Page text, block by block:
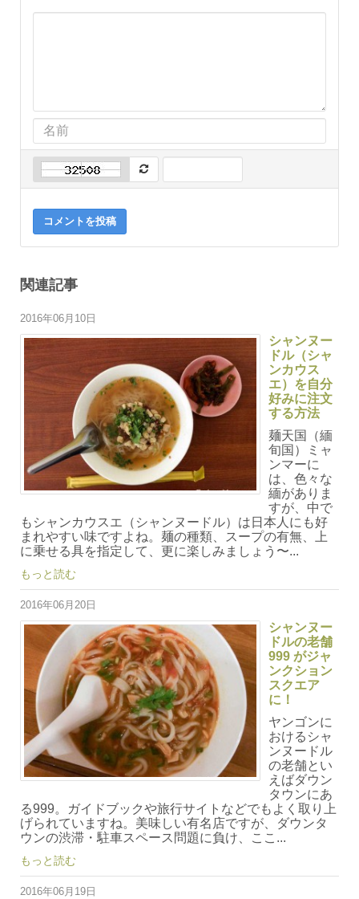
コメントを投稿
関連記事
2016年06月10日
シャンヌー
ドル（シャ
ンカウス
エ）を自分
好みに注文
する方法
麺天国（緬
旬国）ミャ
ンマーに
は、色々な
緬がありま
すが、中で
もシャンカウスエ（シャンヌードル）は日本人にも好
まれやすい味ですよね。麺の種類、スープの有無、上
に乗せる具を指定して、更に楽しみましょう〜...
もっと読む
2016年06月20日
シャンヌー
ドルの老舗
999 がジャ
ンクション
スクエア
に！
ヤンゴンに
おけるシャ
ンヌードル
の老舗とい
えばダウン
タウンにあ
る999。ガイドブックや旅行サイトなどでもよく取り上
げられていますね。美味しい有名店ですが、ダウンタ
ウンの渋滞・駐車スペース問題に負け、ここ...
もっと読む
2016年06月19日